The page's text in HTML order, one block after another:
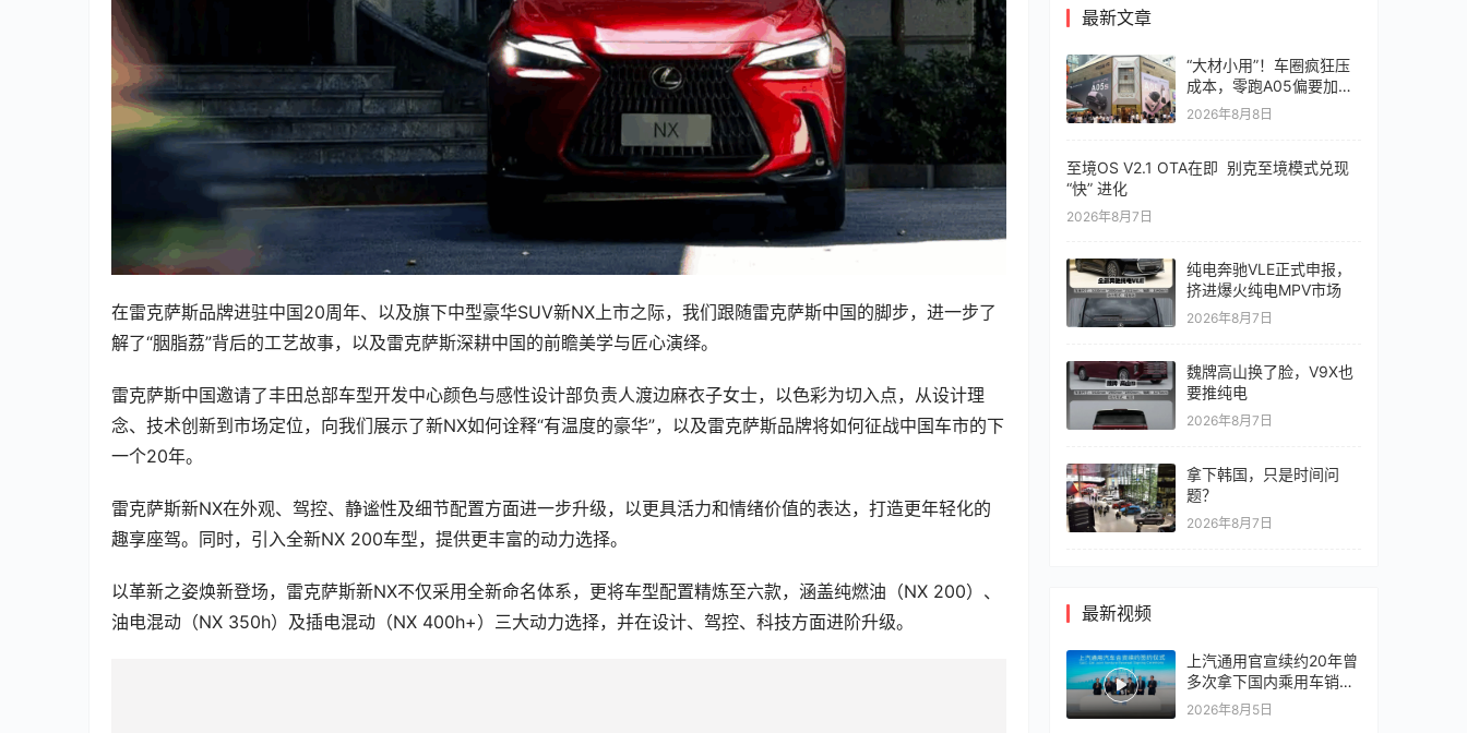
在雷克萨斯品牌进驻中国20周年、以及旗下中型豪华SUV新NX上市之际，我们跟随雷克萨斯中国的脚步，进一步了
解了“胭脂荔”背后的工艺故事，以及雷克萨斯深耕中国的前瞻美学与匠心演绎。
雷克萨斯中国邀请了丰田总部车型开发中心颜色与感性设计部负责人渡边麻衣子女士，以色彩为切入点，从设计理
念、技术创新到市场定位，向我们展示了新NX如何诠释“有温度的豪华”，以及雷克萨斯品牌将如何征战中国车市的下
一个20年。
雷克萨斯新NX在外观、驾控、静谧性及细节配置方面进一步升级，以更具活力和情绪价值的表达，打造更年轻化的
趣享座驾。同时，引入全新NX 200车型，提供更丰富的动力选择。
以革新之姿焕新登场，雷克萨斯新NX不仅采用全新命名体系，更将车型配置精炼至六款，涵盖纯燃油（NX 200）、
油电混动（NX 350h）及插电混动（NX 400h+）三大动力选择，并在设计、驾控、科技方面进阶升级。
最新文章
“大材小用”！车圈疯狂压
成本，零跑A05偏要加价
值
2026年8月8日
至境OS V2.1 OTA在即 别克至境模式兑现
“快” 进化
2026年8月7日
纯电奔驰VLE正式申报，
挤进爆火纯电MPV市场
2026年8月7日
魏牌高山换了脸，V9X也
要推纯电
2026年8月7日
拿下韩国，只是时间问
题？
2026年8月7日
最新视频
上汽通用官宣续约20年曾
多次拿下国内乘用车销冠
竞争激烈，上汽通用有信
2026年8月5日